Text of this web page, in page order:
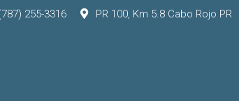
255-3316 PR 100, Km 5.8 Cabo Rojo PR